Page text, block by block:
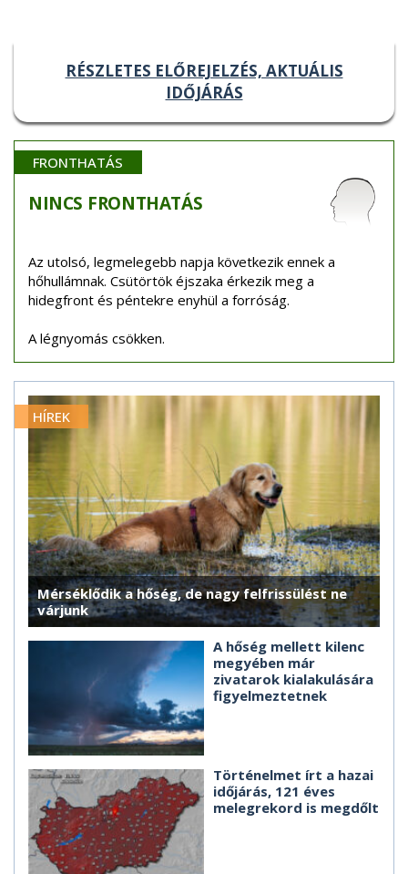
RÉSZLETES ELŐREJELZÉS, AKTUÁLIS
IDŐJÁRÁS
FRONTHATÁS
NINCS FRONTHATÁS
Az utolsó, legmelegebb napja következik ennek a
hőhullámnak. Csütörtök éjszaka érkezik meg a
hidegfront és péntekre enyhül a forróság.
A légnyomás csökken.
HÍREK
Mérséklődik a hőség, de nagy felfrissülést ne
várjunk
A hőség mellett kilenc
megyében már
zivatarok kialakulására
figyelmeztetnek
Történelmet írt a hazai
időjárás, 121 éves
melegrekord is megdőlt